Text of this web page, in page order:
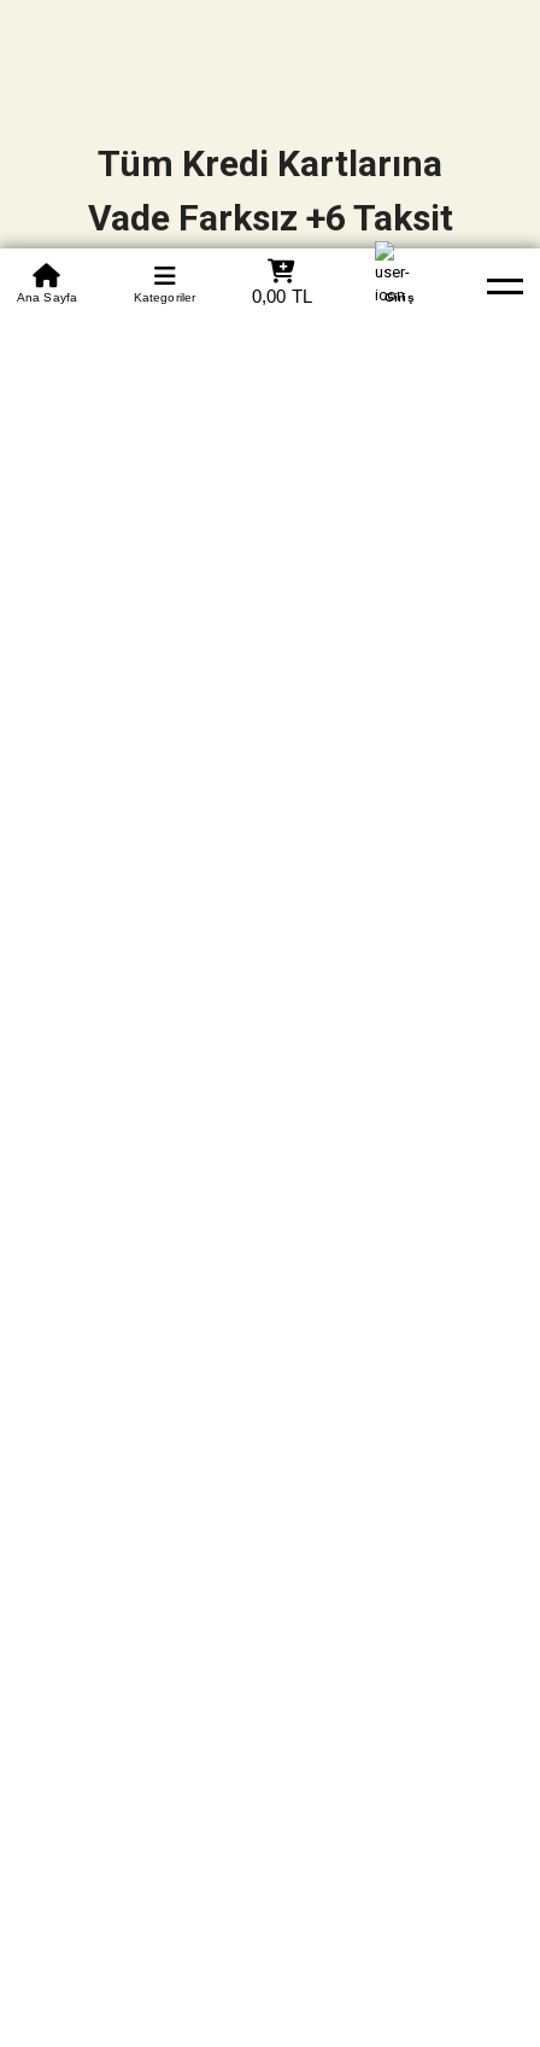
0850 305 09 70
Beden Tablosu Banka Hesapları Whatsapp Yardım
Ana Sayfa Kategoriler 0,00 TL Giriş
Tüm Kredi Kartlarına
Vade Farksız +6 Taksit